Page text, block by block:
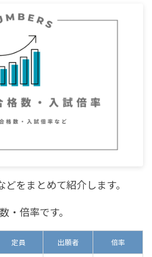
をまとめて紹介します。
・倍率です。
定員 出願者 倍率